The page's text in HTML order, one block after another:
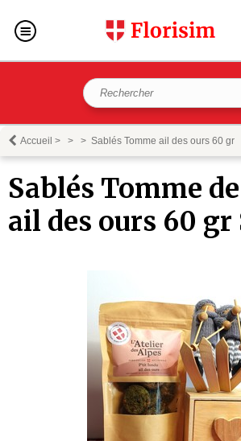
Accueil > > > Sablés Tomme ail des ours 60 gr
Sablés Tomme
ail des ours 60 gr